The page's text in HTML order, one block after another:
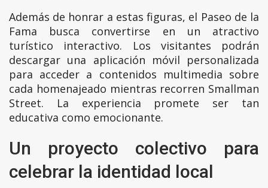
Además de honrar a estas figuras, el Paseo de la
Fama busca convertirse en un atractivo
turístico interactivo. Los visitantes podrán
descargar una aplicación móvil personalizada
para acceder a contenidos multimedia sobre
cada homenajeado mientras recorren Smallman
Street. La experiencia promete ser tan
educativa como emocionante.
Un proyecto colectivo para
celebrar la identidad local